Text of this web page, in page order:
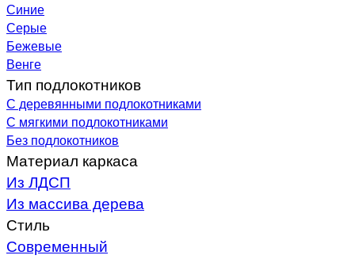
Синие
Серые
Бежевые
Венге
Тип подлокотников
С деревянными подлокотниками
С мягкими подлокотниками
Без подлокотников
Материал каркаса
Из ЛДСП
Из массива дерева
Стиль
Современный